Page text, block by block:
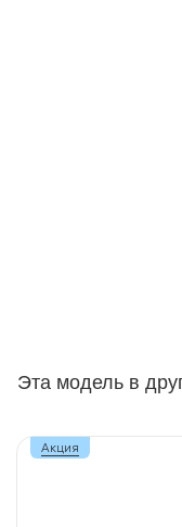
Эта модель в
Акция